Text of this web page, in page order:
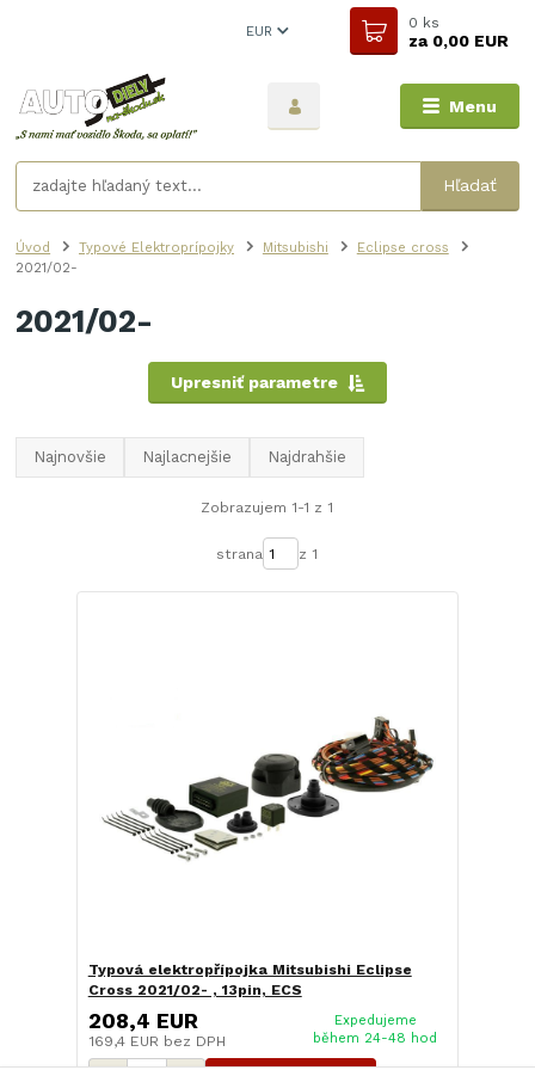
Menu
EUR
Hľadať
0 ks
za0,00 EUR
Úvod Typové Elektroprípojky Mitsubishi
Eclipse cross
2021/02-
2021/02-
Upresniť parametre
Najnovšie Najlacnejšie Najdrahšie
Zobrazujem 1-1 z 1
strana z 1
Typová elektropřípojka Mitsubishi Eclipse
Cross 2021/02- , 13pin, ECS
208,4 EUR
169,4 EUR bez DPH
Expedujeme
během 24-48 hod